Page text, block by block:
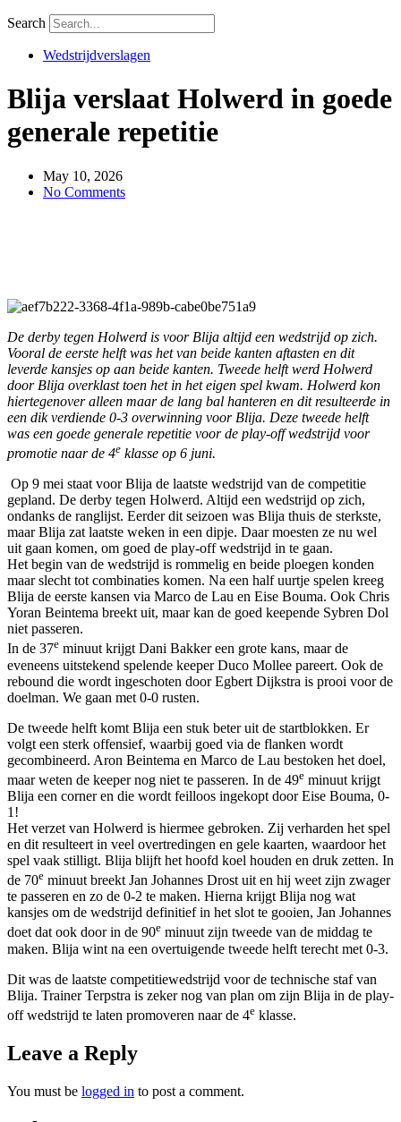
Search
Wedstrijdverslagen
Blija verslaat Holwerd in goede
generale repetitie
May 10, 2026
No Comments
De derby tegen Holwerd is voor Blija altijd een wedstrijd op zich.
Vooral de eerste helft was het van beide kanten aftasten en dit
leverde kansjes op aan beide kanten. Tweede helft werd Holwerd
door Blija overklast toen het in het eigen spel kwam. Holwerd kon
hiertegenover alleen maar de lang bal hanteren en dit resulteerde in
een dik verdiende 0-3 overwinning voor Blija. Deze tweede helft
was een goede generale repetitie voor de play-off wedstrijd voor
promotie naar de 4e klasse op 6 juni.
Op 9 mei staat voor Blija de laatste wedstrijd van de competitie
gepland. De derby tegen Holwerd. Altijd een wedstrijd op zich,
ondanks de ranglijst. Eerder dit seizoen was Blija thuis de sterkste,
maar Blija zat laatste weken in een dipje. Daar moesten ze nu wel
uit gaan komen, om goed de play-off wedstrijd in te gaan.
Het begin van de wedstrijd is rommelig en beide ploegen konden
maar slecht tot combinaties komen. Na een half uurtje spelen kreeg
Blija de eerste kansen via Marco de Lau en Eise Bouma. Ook Chris
Yoran Beintema breekt uit, maar kan de goed keepende Sybren Dol
niet passeren.
In de 37e minuut krijgt Dani Bakker een grote kans, maar de
eveneens uitstekend spelende keeper Duco Mollee pareert. Ook de
rebound die wordt ingeschoten door Egbert Dijkstra is prooi voor de
doelman. We gaan met 0-0 rusten.
De tweede helft komt Blija een stuk beter uit de startblokken. Er
volgt een sterk offensief, waarbij goed via de flanken wordt
gecombineerd. Aron Beintema en Marco de Lau bestoken het doel,
maar weten de keeper nog niet te passeren. In de 49e minuut krijgt
Blija een corner en die wordt feilloos ingekopt door Eise Bouma, 0-
1!
Het verzet van Holwerd is hiermee gebroken. Zij verharden het spel
en dit resulteert in veel overtredingen en gele kaarten, waardoor het
spel vaak stilligt. Blija blijft het hoofd koel houden en druk zetten. In
de 70e minuut breekt Jan Johannes Drost uit en hij weet zijn zwager
te passeren en zo de 0-2 te maken. Hierna krijgt Blija nog wat
kansjes om de wedstrijd definitief in het slot te gooien, Jan Johannes
doet dat ook door in de 90e minuut zijn tweede van de middag te
maken. Blija wint na een overtuigende tweede helft terecht met 0-3.
Dit was de laatste competitiewedstrijd voor de technische staf van
Blija. Trainer Terpstra is zeker nog van plan om zijn Blija in de play-
off wedstrijd te laten promoveren naar de 4e klasse.
Leave a Reply
You must be logged in to post a comment.